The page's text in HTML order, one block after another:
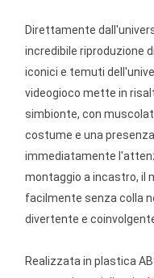
Direttamente
incredibile riproduzione
iconici e temuti
videogioco mette in
simbionte, con
costume e una
immediatamente
montaggio a incastro, il
facilmente senza colla
divertente e
Realizzata in plastica